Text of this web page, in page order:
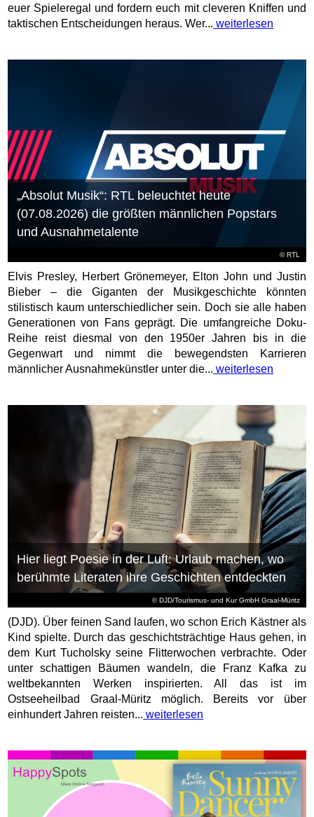
euer Spieleregal und fordern euch mit cleveren Kniffen und
taktischen Entscheidungen heraus. Wer... weiterlesen
©RTL
„Absolut Musik“: RTL beleuchtet heute
(07.08.2026) die größten männlichen Popstars
und Ausnahmetalente
Elvis Presley, Herbert Grönemeyer, Elton John und Justin
Bieber – die Giganten der Musikgeschichte könnten
stilistisch kaum unterschiedlicher sein. Doch sie alle haben
Generationen von Fans geprägt. Die umfangreiche Doku-
Reihe reist diesmal von den 1950er Jahren bis in die
Gegenwart und nimmt die bewegendsten Karrieren
männlicher Ausnahmekünstler unter die... weiterlesen
© DJD/Tourismus- und Kur GmbH Graal-Müritz
Hier liegt Poesie in der Luft: Urlaub machen, wo
berühmte Literaten ihre Geschichten entdeckten
(DJD). Über feinen Sand laufen, wo schon Erich Kästner als
Kind spielte. Durch das geschichtsträchtige Haus gehen, in
dem Kurt Tucholsky seine Flitterwochen verbrachte. Oder
unter schattigen Bäumen wandeln, die Franz Kafka zu
weltbekannten Werken inspirierten. All das ist im
Ostseeheilbad Graal-Müritz möglich. Bereits vor über
einhundert Jahren reisten... weiterlesen